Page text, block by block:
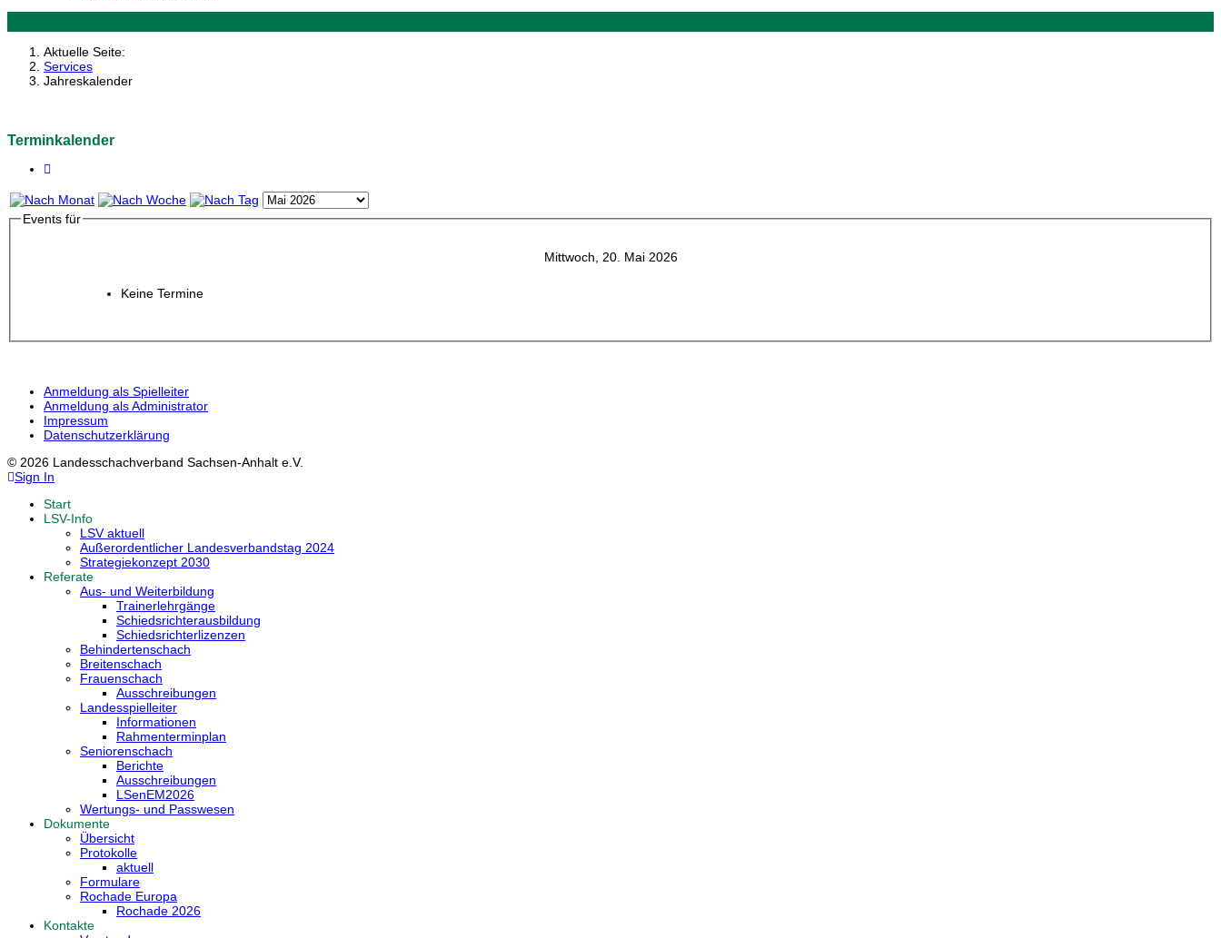
Aktuelle Seite:
Services
Jahreskalender
Terminkalender
Events für
Mittwoch, 20. Mai 2026
Keine Termine
Anmeldung als Spielleiter
Anmeldung als Administrator
Impressum
Datenschutzerklärung
© 2026 Landesschachverband Sachsen-Anhalt e.V.
Sign In
Start
LSV-Info
LSV aktuell
Außerordentlicher Landesverbandstag 2024
Strategiekonzept 2030
Referate
Aus- und Weiterbildung
Trainerlehrgänge
Schiedsrichterausbildung
Schiedsrichterlizenzen
Behindertenschach
Breitenschach
Frauenschach
Ausschreibungen
Landesspielleiter
Informationen
Rahmenterminplan
Seniorenschach
Berichte
Ausschreibungen
LSenEM2026
Wertungs- und Passwesen
Dokumente
Übersicht
Protokolle
aktuell
Formulare
Rochade Europa
Rochade 2026
Kontakte